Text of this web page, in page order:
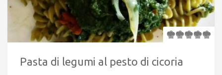
Pasta di legumi al pesto di cicoria